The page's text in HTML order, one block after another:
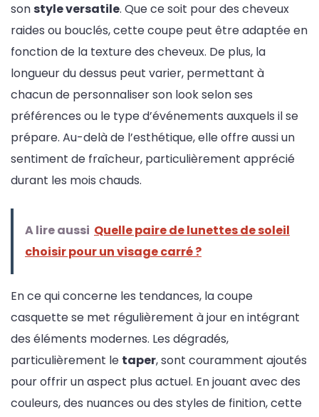
son style versatile. Que ce soit pour des cheveux
raides ou bouclés, cette coupe peut être adaptée en
fonction de la texture des cheveux. De plus, la
longueur du dessus peut varier, permettant à
chacun de personnaliser son look selon ses
préférences ou le type d’événements auxquels il se
prépare. Au-delà de l’esthétique, elle offre aussi un
sentiment de fraîcheur, particulièrement apprécié
durant les mois chauds.
A lire aussi Quelle paire de lunettes de soleil
choisir pour un visage carré ?
En ce qui concerne les tendances, la coupe
casquette se met régulièrement à jour en intégrant
des éléments modernes. Les dégradés,
particulièrement le taper, sont couramment ajoutés
pour offrir un aspect plus actuel. En jouant avec des
couleurs, des nuances ou des styles de finition, cette